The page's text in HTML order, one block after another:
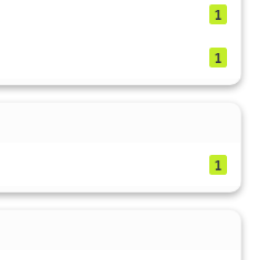
1
1
1